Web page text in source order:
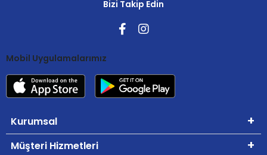
Bizi Takip Edin
Mobil Uygulamalarımız
Kurumsal
Müşteri Hizmetleri